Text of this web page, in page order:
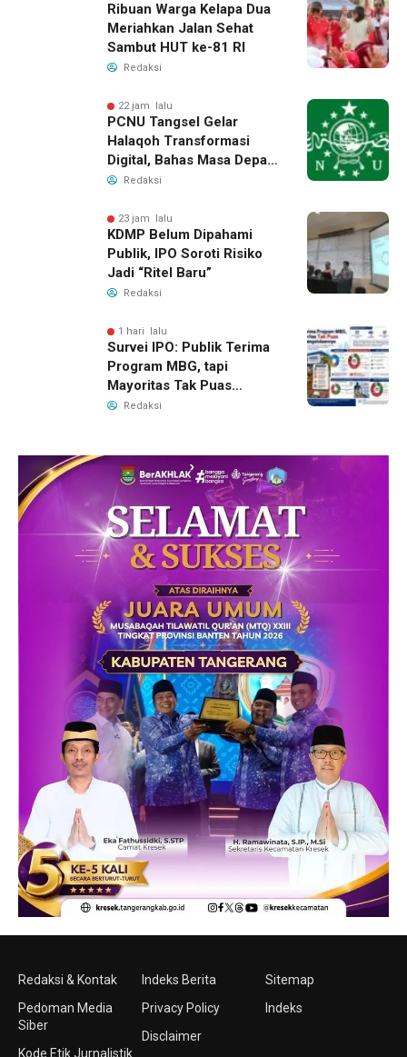
Ribuan Warga Kelapa Dua
Meriahkan Jalan Sehat
Sambut HUT ke-81 RI
Redaksi
22 jam lalu
PCNU Tangsel Gelar
Halaqoh Transformasi
Digital, Bahas Masa Depan
NU di Era Disrupsi
Redaksi
23 jam lalu
KDMP Belum Dipahami
Publik, IPO Soroti Risiko
Jadi “Ritel Baru”
Redaksi
1 hari lalu
Survei IPO: Publik Terima
Program MBG, tapi
Mayoritas Tak Puas
dengan Pengelolaannya
Redaksi
Redaksi & Kontak
Pedoman Media
Siber
Kode Etik Jurnalistik
Indeks Berita
Privacy Policy
Disclaimer
Sitemap
Indeks